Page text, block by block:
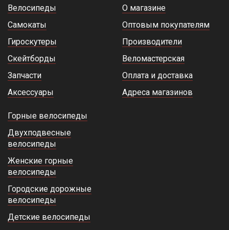
Велосипеды
Самокаты
Гироскутеры
Скейтборды
Запчасти
Аксессуары
О магазине
Оптовым покупателям
Производители
Веломастерская
Оплата и доставка
Адреса магазинов
Горные велосипеды
Двухподвесные
велосипеды
Женские горные
велосипеды
Городские дорожные
велосипеды
Детские велосипеды